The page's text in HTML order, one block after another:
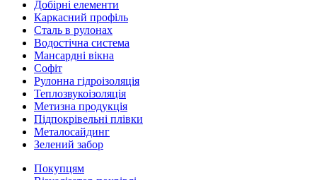
Добірні елементи
Каркасний профіль
Сталь в рулонах
Водостічна система
Мансардні вікна
Софіт
Рулонна гідроізоляція
Теплозвукоізоляція
Метизна продукція
Підпокрівельні плівки
Металосайдинг
Зелений забор
Покупцям